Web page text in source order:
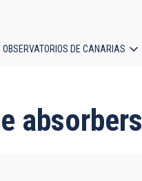
OBSERVATORIOS DE CANARIAS
absorbers